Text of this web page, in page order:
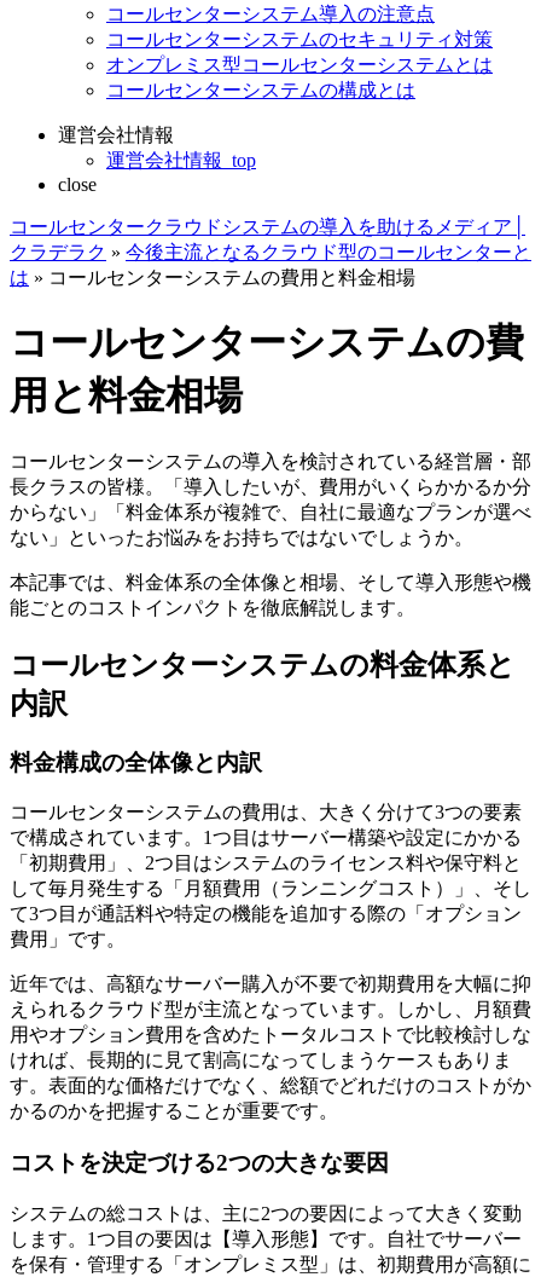
コールセンターシステム導入の注意点
コールセンターシステムのセキュリティ対策
オンプレミス型コールセンターシステムとは
コールセンターシステムの構成とは
運営会社情報
運営会社情報_top
close
コールセンタークラウドシステムの導入を助けるメディア│
クラデラク » 今後主流となるクラウド型のコールセンターと
は » コールセンターシステムの費用と料金相場
コールセンターシステムの費
用と料金相場
コールセンターシステムの導入を検討されている経営層・部
長クラスの皆様。「導入したいが、費用がいくらかかるか分
からない」「料金体系が複雑で、自社に最適なプランが選べ
ない」といったお悩みをお持ちではないでしょうか。
本記事では、料金体系の全体像と相場、そして導入形態や機
能ごとのコストインパクトを徹底解説します。
コールセンターシステムの料金体系と
内訳
料金構成の全体像と内訳
コールセンターシステムの費用は、大きく分けて3つの要素
で構成されています。1つ目はサーバー構築や設定にかかる
「初期費用」
、2つ目はシステムのライセンス料や保守料と
して毎月発生する
「月額費用（ランニングコスト）」
、そし
て3つ目が通話料や特定の機能を追加する際の 「オプション
費用」 です。
近年では、高額なサーバー購入が不要で初期費用を大幅に抑
えられるクラウド型が主流となっています。しかし、月額費
用やオプション費用を含めたトータルコストで比較検討しな
ければ、長期的に見て割高になってしまうケースもありま
す。表面的な価格だけでなく、 総額でどれだけのコストがか
かるのかを把握することが重要です。
コストを決定づける2つの大きな要因
システムの総コストは、主に2つの要因によって大きく変動
します。1つ目の要因は 【導入形態】 です。自社でサーバー
を保有・管理する「オンプレミス型」は、初期費用が高額に